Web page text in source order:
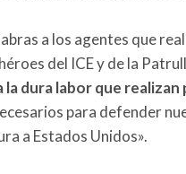
a los agentes que
del ICE y de la
la dura labor que
para defender
a Estados Unidos».